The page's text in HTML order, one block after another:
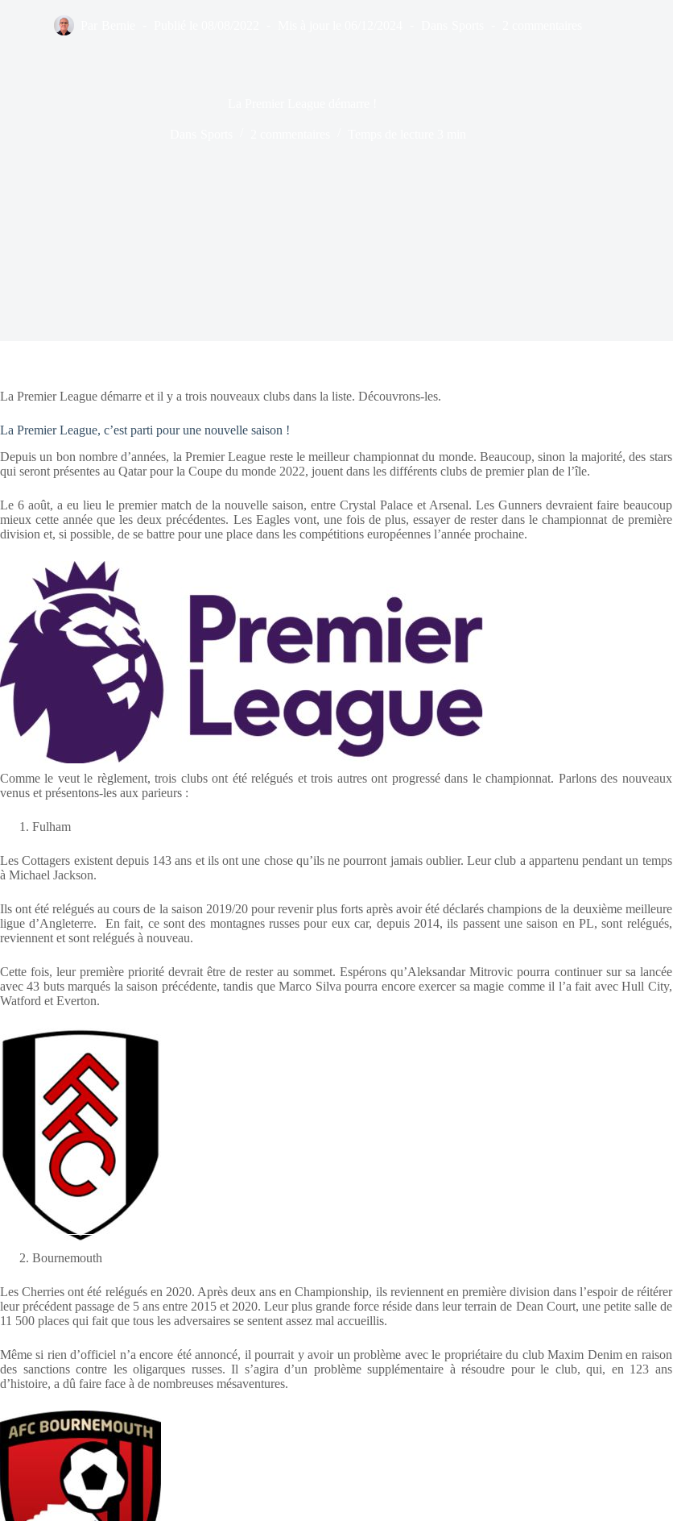
La Premier League démarre et il y a trois nouveaux clubs dans la liste. Découvrons-les.
La Premier League, c’est parti pour une nouvelle saison !
Depuis un bon nombre d’années, la Premier League reste le meilleur championnat du monde. Beaucoup, sinon la majorité, des stars
qui seront présentes au Qatar pour la Coupe du monde 2022, jouent dans les différents clubs de premier plan de l’île.
Le 6 août, a eu lieu le premier match de la nouvelle saison, entre Crystal Palace et Arsenal. Les Gunners devraient faire beaucoup
mieux cette année que les deux précédentes. Les Eagles vont, une fois de plus, essayer de rester dans le championnat de première
division et, si possible, de se battre pour une place dans les compétitions européennes l’année prochaine.
Comme le veut le règlement, trois clubs ont été relégués et trois autres ont progressé dans le championnat. Parlons des nouveaux
venus et présentons-les aux parieurs :
Fulham
Les Cottagers existent depuis 143 ans et ils ont une chose qu’ils ne pourront jamais oublier. Leur club a appartenu pendant un temps
à Michael Jackson.
Ils ont été relégués au cours de la saison 2019/20 pour revenir plus forts après avoir été déclarés champions de la deuxième meilleure
ligue d’Angleterre. En fait, ce sont des montagnes russes pour eux car, depuis 2014, ils passent une saison en PL, sont relégués,
reviennent et sont relégués à nouveau.
Cette fois, leur première priorité devrait être de rester au sommet. Espérons qu’Aleksandar Mitrovic pourra continuer sur sa lancée
avec 43 buts marqués la saison précédente, tandis que Marco Silva pourra encore exercer sa magie comme il l’a fait avec Hull City,
Watford et Everton.
Bournemouth
Les Cherries ont été relégués en 2020. Après deux ans en Championship, ils reviennent en première division dans l’espoir de réitérer
leur précédent passage de 5 ans entre 2015 et 2020. Leur plus grande force réside dans leur terrain de Dean Court, une petite salle de
11 500 places qui fait que tous les adversaires se sentent assez mal accueillis.
Même si rien d’officiel n’a encore été annoncé, il pourrait y avoir un problème avec le propriétaire du club Maxim Denim en raison
des sanctions contre les oligarques russes. Il s’agira d’un problème supplémentaire à résoudre pour le club, qui, en 123 ans
d’histoire, a dû faire face à de nombreuses mésaventures.